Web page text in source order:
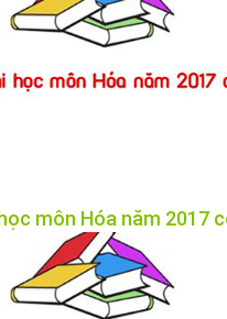
môn Hóa năm 2017